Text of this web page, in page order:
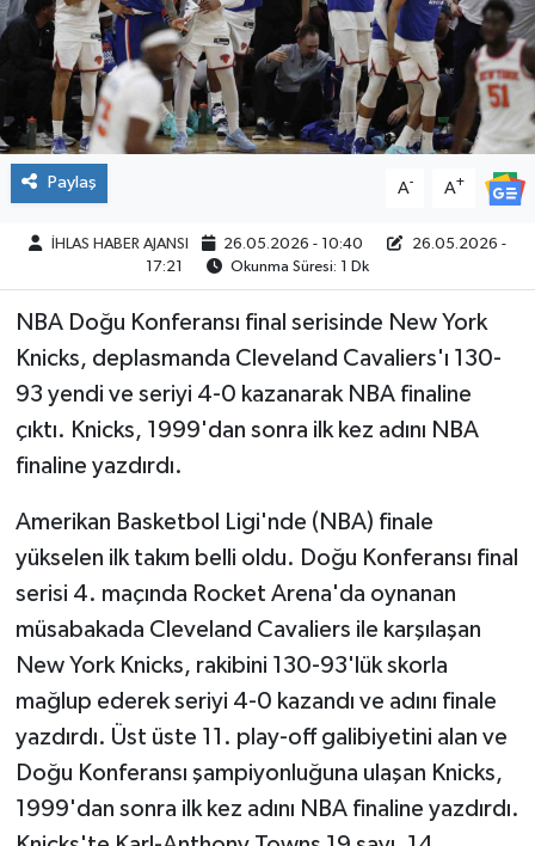
Paylaş A- A+
İHLAS HABER AJANSI 26.05.2026 - 10:40
26.05.2026 -
17:21
Okunma Süresi: 1 Dk
NBA Doğu Konferansı final serisinde New York
Knicks, deplasmanda Cleveland Cavaliers'ı 130-
93 yendi ve seriyi 4-0 kazanarak NBA finaline
çıktı. Knicks, 1999'dan sonra ilk kez adını NBA
finaline yazdırdı.
Amerikan Basketbol Ligi'nde (NBA) finale
yükselen ilk takım belli oldu. Doğu Konferansı final
serisi 4. maçında Rocket Arena'da oynanan
müsabakada Cleveland Cavaliers ile karşılaşan
New York Knicks, rakibini 130-93'lük skorla
mağlup ederek seriyi 4-0 kazandı ve adını finale
yazdırdı. Üst üste 11. play-off galibiyetini alan ve
Doğu Konferansı şampiyonluğuna ulaşan Knicks,
1999'dan sonra ilk kez adını NBA finaline yazdırdı.